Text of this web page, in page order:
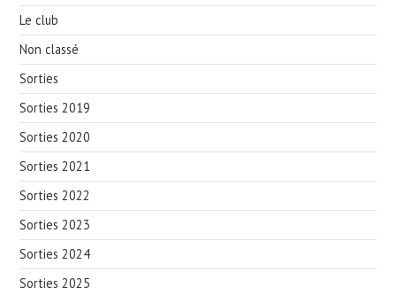
Le club
Non classé
Sorties
Sorties 2019
Sorties 2020
Sorties 2021
Sorties 2022
Sorties 2023
Sorties 2024
Sorties 2025